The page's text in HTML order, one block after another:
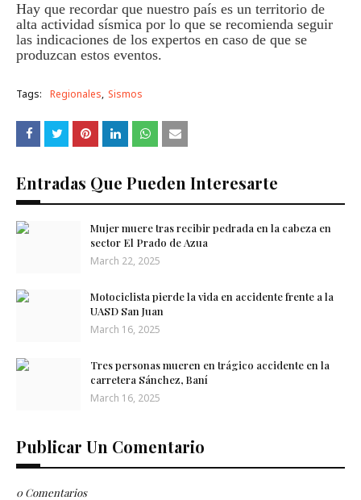
Hay que recordar que nuestro país es un territorio de
alta actividad sísmica por lo que se recomienda seguir
las indicaciones de los expertos en caso de que se
produzcan estos eventos.
Tags: Regionales Sismos
Entradas Que Pueden Interesarte
Mujer muere tras recibir pedrada en la cabeza en
sector El Prado de Azua
March 22, 2025
Motociclista pierde la vida en accidente frente a la
UASD San ​​Juan
March 16, 2025
Tres personas mueren en trágico accidente en la
carretera Sánchez, Baní
March 16, 2025
Publicar Un Comentario
0 Comentarios